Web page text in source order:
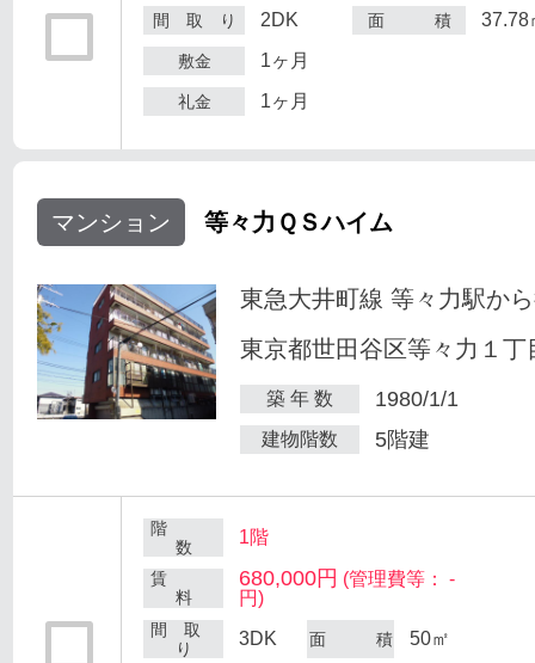
間 取 り 2DK 面 積 37.78
敷金 1ヶ月
礼金 1ヶ月
マンション 等々力ＱＳハイム
東急大井町線 等々力駅か
東京都世田谷区等々力１丁
築 年 数 1980/1/1
建物階数 5階建
階
数
1階
賃
料
680,000円 (管理費等： -
円)
間 取
り
3DK 面 積 50㎡